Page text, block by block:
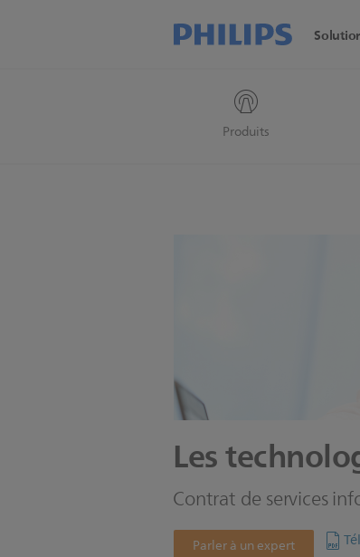
Produits
Les
Contrat de services
Parler à un expert